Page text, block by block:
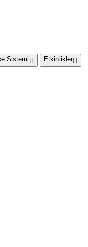
Sistemi Etkinlikler